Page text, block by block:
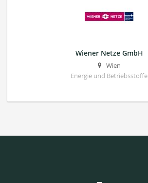
Wiener Netze GmbH
Wien
Energie und Betriebsstoffe